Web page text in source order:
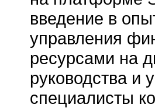
введение в
управления
ресурсами на
руководства и
специалисты